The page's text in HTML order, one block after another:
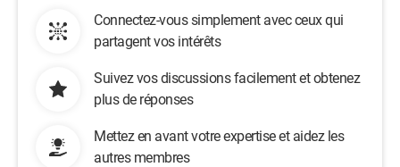
	background:rgba(255,200,0,0.8);
Connectez-vous simplement avec ceux qui
partagent vos intérêts
Suivez vos discussions facilement et obtenez
plus de réponses
Mettez en avant votre expertise et aidez les
autres membres